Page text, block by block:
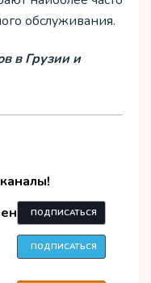
обслуживания.
в Грузиии
ПОДПИСАТЬСЯ
ПОДПИСАТЬСЯ